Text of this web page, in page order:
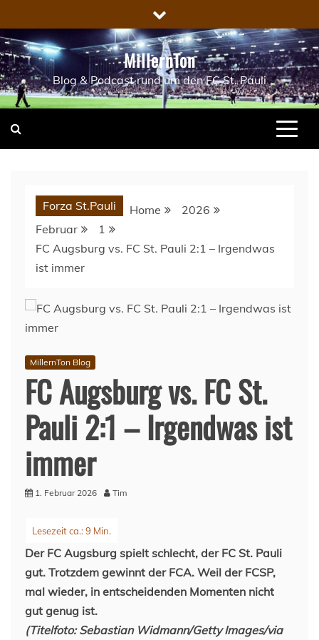
to
content
MillernTon
Blog & Podcast rund um den FC St. Pauli
Forza St.Pauli Home
2026
Februar
1
FC Augsburg vs. FC St. Pauli 2:1 – Irgendwas
ist immer
MillernTon Blog
FC Augsburg vs. FC St.
Pauli 2:1 – Irgendwas ist
immer
1. Februar 2026 Tim
Der FC Augsburg spielt schlecht, der FC St. Pauli
gut. Trotzdem gewinnt der FCA. Weil der FCSP,
mal wieder, in entscheidenden Momenten nicht
gut genug ist.
(Titelfoto: Sebastian Widmann/Getty Images/via